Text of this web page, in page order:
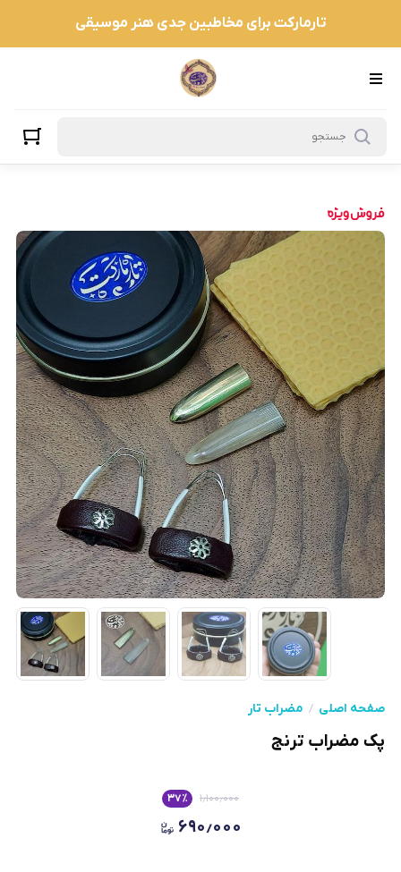
تارمارکت برای مخاطبین جدی هنر موسیقی
صفحه اصلی مضراب تار
پک مضراب ترنج
۱٫۱۰۰٫۰۰۰ ۳۷٪
۶۹۰٫۰۰۰